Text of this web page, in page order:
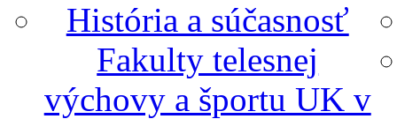
História a súčasnosť
Fakulty telesnej
výchovy a športu UK v